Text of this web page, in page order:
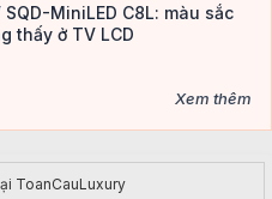
MiniLED C8L: màu sắc
thấy ở TV LCD
Xem thêm
ToanCauLuxury